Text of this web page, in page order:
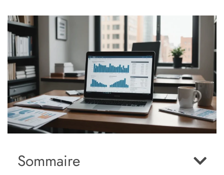
Sommaire